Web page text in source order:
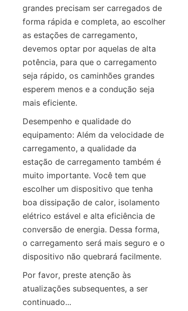
grandes precisam ser carregados de
forma rápida e completa, ao escolher
as estações de carregamento,
devemos optar por aquelas de alta
potência, para que o carregamento
seja rápido, os caminhões grandes
esperem menos e a condução seja
mais eficiente.
Desempenho e qualidade do
equipamento: Além da velocidade de
carregamento, a qualidade da
estação de carregamento também é
muito importante. Você tem que
escolher um dispositivo que tenha
boa dissipação de calor, isolamento
elétrico estável e alta eficiência de
conversão de energia. Dessa forma,
o carregamento será mais seguro e o
dispositivo não quebrará facilmente.
Por favor, preste atenção às
atualizações subsequentes, a ser
continuado...